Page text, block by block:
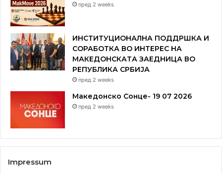
пред 2 weeks
ИНСТИТУЦИОНАЛНА ПОДДРШКА И
СОРАБОТКА ВО ИНТЕРЕС НА
МАКЕДОНСКАТА ЗАЕДНИЦА ВО
РЕПУБЛИКА СРБИЈА
пред 2 weeks
Македонско Сонце- 19 07 2026
пред 2 weeks
Impressum